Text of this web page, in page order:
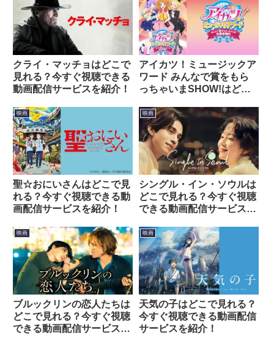
クライ・マッチョはどこで
見れる？今すぐ視聴できる
動画配信サービスを紹介！
アイカツ！ミュージックア
ワード みんなで賞をもら
っちゃいまSHOW!はどこ
る動画配信サービスを紹
介！
映画
聖☆おにいさんはどこで見
れる？今すぐ視聴できる動
画配信サービスを紹介！
映画
シングル・イン・ソウルは
どこで見れる？今すぐ視聴
できる動画配信サービスを
映画
ブルックリンの恋人たちは
どこで見れる？今すぐ視聴
できる動画配信サービスを
映画
天気の子はどこで見れる？
今すぐ視聴できる動画配信
サービスを紹介！